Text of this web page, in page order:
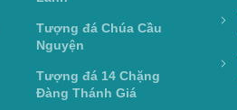
Tượng đá Chúa Cầu
Nguyện
Tượng đá 14 Chặng
Đàng Thánh Giá